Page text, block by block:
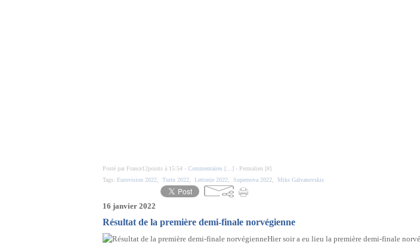
Posté par France12points à 15:54 - Commentaires [ ] - Permalien [#]
Tags: Eurovision 2022 Turin 2022 Lettonie 2022 Supernova 2022 Miks Galvanovskis
16 janvier 2022
Résultat de la première demi-finale norvégienne
Hier soir a eu lieu la première demi-finale